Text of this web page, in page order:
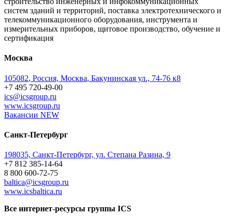
систем зданий и территорий, поставка электротехнического и
телекоммуникационного оборудования, инструмента и
измерительных приборов, щитовое производство, обучение и
сертификация
Москва
105082, Россия, Москва, Бакунинская ул., 74-76 к8
+7 495 720-49-00
ics@icsgroup.ru
www.icsgroup.ru
Вакансии NEW
Санкт-Петербург
198035, Санкт-Петербург, ул. Степана Разина, 9
+7 812 385-14-64
8 800 600-72-75
baltica@icsgroup.ru
www.icsbaltica.ru
Все интернет-ресурсы группы ICS